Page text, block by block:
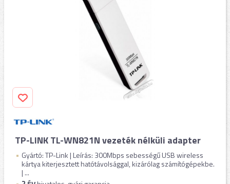
TP-LINK TL-WN821N vezeték nélküli adapter
Gyártó: TP-Link | Leírás: 300Mbps sebességű USB wireless
kártya kiterjesztett hatótávolsággal, kizárólag számítógépekbe.
| ...